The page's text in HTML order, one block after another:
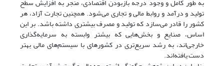
به طور کامل و وجود درجه بازبودن اقتصادی، منجر به افزایش سطح
تولید و درآمد و روابط مالی و تجاری می‌‌شود. همچنین تجارت آزاد، هر
کشور را قادر می‌‌سازد که تولید و مصرف بیشتری داشته باشد. بر این
اساس، صنایع و بخش‌هایی که بیشتر وابسته به سرمایه‌گذاری
خارجی‌اند، به رشد سریع‌تری در کشورهای با سیستم‌های مالی بهتر
دست یافته‌اند.